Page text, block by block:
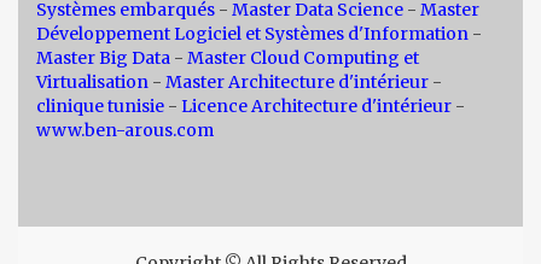
Systèmes embarqués - Master Data Science - Master
Développement Logiciel et Systèmes d'Information -
Master Big Data - Master Cloud Computing et
Virtualisation - Master Architecture d'intérieur -
clinique tunisie - Licence Architecture d'intérieur -
www.ben-arous.com